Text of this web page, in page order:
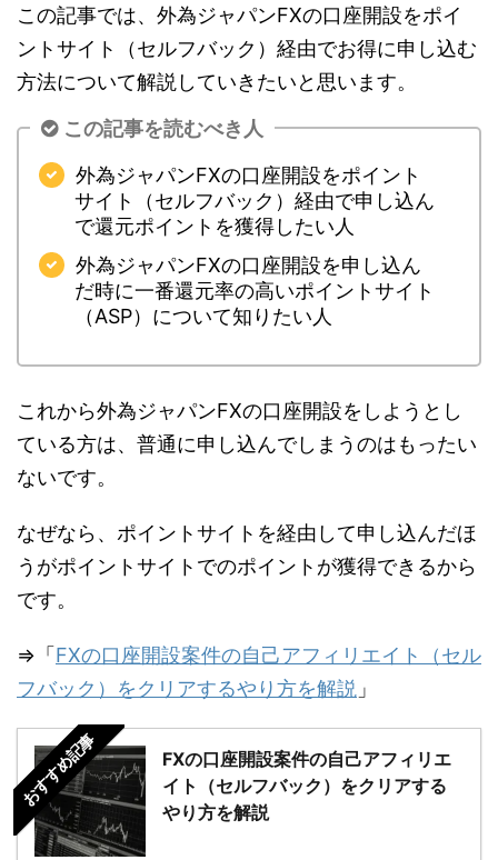
この記事では、外為ジャパンFXの口座開設をポイ
ントサイト（セルフバック）経由でお得に申し込む
方法について解説していきたいと思います。
この記事を読むべき人
外為ジャパンFXの口座開設をポイント
サイト（セルフバック）経由で申し込ん
で還元ポイントを獲得したい人
外為ジャパンFXの口座開設を申し込ん
だ時に一番還元率の高いポイントサイト
（ASP）について知りたい人
これから外為ジャパンFXの口座開設をしようとし
ている方は、普通に申し込んでしまうのはもったい
ないです。
なぜなら、ポイントサイトを経由して申し込んだほ
うがポイントサイトでのポイントが獲得できるから
です。
⇒「 FXの口座開設案件の自己アフィリエイト（セル
フバック）をクリアするやり方を解説 」
おすすめ記事
FXの口座開設案件の自己アフィリエ
イト（セルフバック）をクリアする
やり方を解説